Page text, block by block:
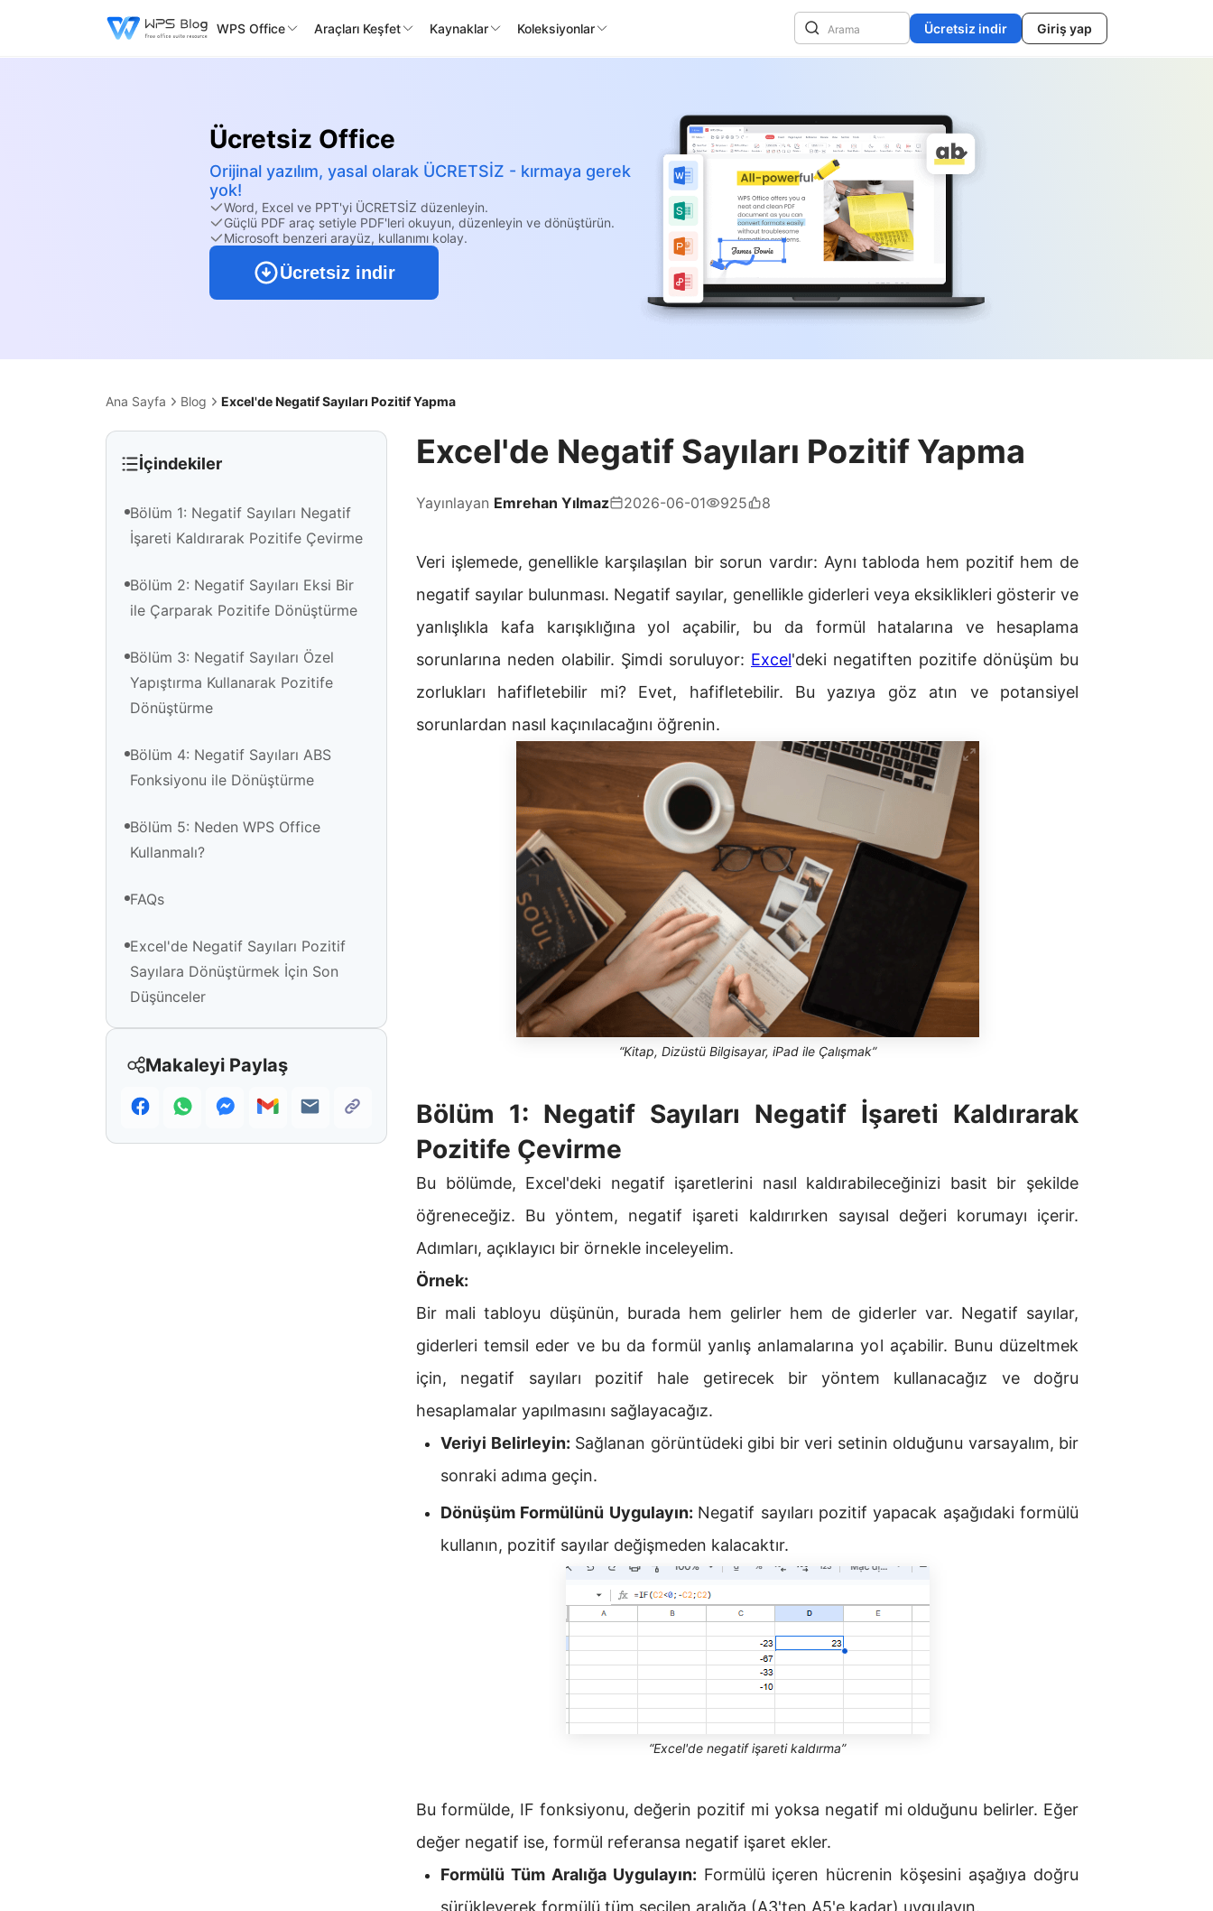
WPS Office Araçları Keşfet Kaynaklar Koleksiyonlar Ücretsiz indir Giriş yap
Ücretsiz Office
Orijinal yazılım, yasal olarak ÜCRETSİZ - kırmaya gerek
yok!
Word, Excel ve PPT'yi ÜCRETSİZ düzenleyin.
Güçlü PDF araç setiyle PDF'leri okuyun, düzenleyin ve dönüştürün.
Microsoft benzeri arayüz, kullanımı kolay.
Ücretsiz indir
Ana Sayfa Blog Excel'de Negatif Sayıları Pozitif Yapma
İçindekiler
Bölüm 1: Negatif Sayıları Negatif
İşareti Kaldırarak Pozitife Çevirme
Bölüm 2: Negatif Sayıları Eksi Bir
ile Çarparak Pozitife Dönüştürme
Bölüm 3: Negatif Sayıları Özel
Yapıştırma Kullanarak Pozitife
Dönüştürme
Bölüm 4: Negatif Sayıları ABS
Fonksiyonu ile Dönüştürme
Bölüm 5: Neden WPS Office
Kullanmalı?
FAQs
Excel'de Negatif Sayıları Pozitif
Sayılara Dönüştürmek İçin Son
Düşünceler
Makaleyi Paylaş
Excel'de Negatif Sayıları Pozitif Yapma
Yayınlayan Emrehan Yılmaz 2026-06-01 925 8
Veri işlemede, genellikle karşılaşılan bir sorun vardır: Aynı tabloda hem pozitif hem de
negatif sayılar bulunması. Negatif sayılar, genellikle giderleri veya eksiklikleri gösterir ve
yanlışlıkla kafa karışıklığına yol açabilir, bu da formül hatalarına ve hesaplama
sorunlarına neden olabilir. Şimdi soruluyor: Excel'deki negatiften pozitife dönüşüm bu
zorlukları hafifletebilir mi? Evet, hafifletebilir. Bu yazıya göz atın ve potansiyel
sorunlardan nasıl kaçınılacağını öğrenin.
“Kitap, Dizüstü Bilgisayar, iPad ile Çalışmak”
Bölüm 1: Negatif Sayıları Negatif İşareti Kaldırarak
Pozitife Çevirme
Bu bölümde, Excel'deki negatif işaretlerini nasıl kaldırabileceğinizi basit bir şekilde
öğreneceğiz. Bu yöntem, negatif işareti kaldırırken sayısal değeri korumayı içerir.
Adımları, açıklayıcı bir örnekle inceleyelim.
Örnek:
Bir mali tabloyu düşünün, burada hem gelirler hem de giderler var. Negatif sayılar,
giderleri temsil eder ve bu da formül yanlış anlamalarına yol açabilir. Bunu düzeltmek
için, negatif sayıları pozitif hale getirecek bir yöntem kullanacağız ve doğru
hesaplamalar yapılmasını sağlayacağız.
Veriyi Belirleyin: Sağlanan görüntüdeki gibi bir veri setinin olduğunu varsayalım, bir
sonraki adıma geçin.
Dönüşüm Formülünü Uygulayın: Negatif sayıları pozitif yapacak aşağıdaki formülü
kullanın, pozitif sayılar değişmeden kalacaktır.
“Excel'de negatif işareti kaldırma”
Bu formülde, IF fonksiyonu, değerin pozitif mi yoksa negatif mi olduğunu belirler. Eğer
değer negatif ise, formül referansa negatif işaret ekler.
Formülü Tüm Aralığa Uygulayın: Formülü içeren hücrenin köşesini aşağıya doğru
sürükleyerek formülü tüm seçilen aralığa (A3'ten A5'e kadar) uygulayın.